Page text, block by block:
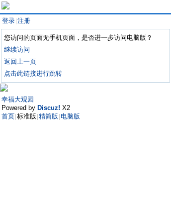
登录 注册
您访问的页面无手机页面，是否进一步访问电脑版？
继续访问
返回上一页
点击此链接进行跳转
幸福大观园
Powered by Discuz! X2
首页 标准版 精简版 电脑版